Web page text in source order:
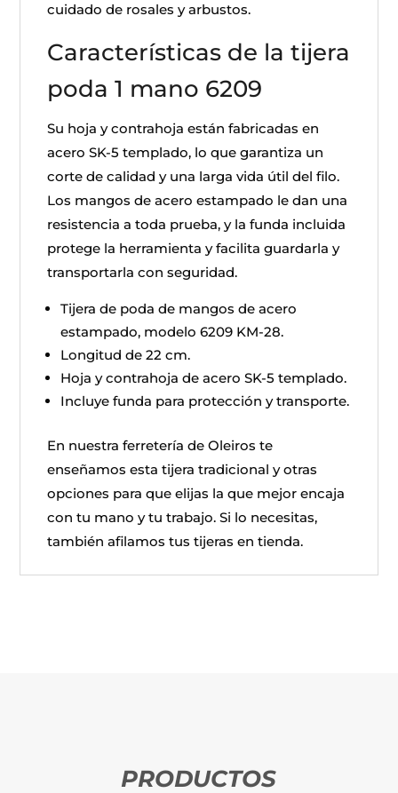
cuidado de rosales y arbustos.
Características de la tijera
poda 1 mano 6209
Su hoja y contrahoja están fabricadas en
acero SK-5 templado, lo que garantiza un
corte de calidad y una larga vida útil del filo.
Los mangos de acero estampado le dan una
resistencia a toda prueba, y la funda incluida
protege la herramienta y facilita guardarla y
transportarla con seguridad.
Tijera de poda de mangos de acero
estampado, modelo 6209 KM-28.
Longitud de 22 cm.
Hoja y contrahoja de acero SK-5 templado.
Incluye funda para protección y transporte.
En nuestra ferretería de Oleiros te
enseñamos esta tijera tradicional y otras
opciones para que elijas la que mejor encaja
con tu mano y tu trabajo. Si lo necesitas,
también afilamos tus tijeras en tienda.
PRODUCTOS